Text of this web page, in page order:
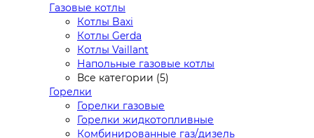
Газовые котлы
Котлы Baxi
Котлы Gerda
Котлы Vaillant
Напольные газовые котлы
Все категории (5)
Горелки
Горелки газовые
Горелки жидкотопливные
Комбинированные газ/дизель